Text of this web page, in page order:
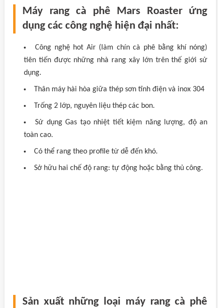
Máy rang cà phê Mars Roaster ứng
dụng các công nghệ hiện đại nhất:
Công nghệ hot Air (làm chín cà phê bằng khí nóng)
tiên tiến được những nhà rang xây lớn trên thế giới sử
dụng.
Thân máy hài hòa giữa thép sơn tĩnh điện và inox 304
Trống 2 lớp, nguyên liệu thép các bon.
Sử dụng Gas tạo nhiệt tiết kiệm năng lượng, độ an
toàn cao.
Có thể rang theo profile từ dễ đến khó.
Sở hữu hai chế độ rang: tự động hoặc bằng thủ công.
Sản xuất những loại máy rang cà phê